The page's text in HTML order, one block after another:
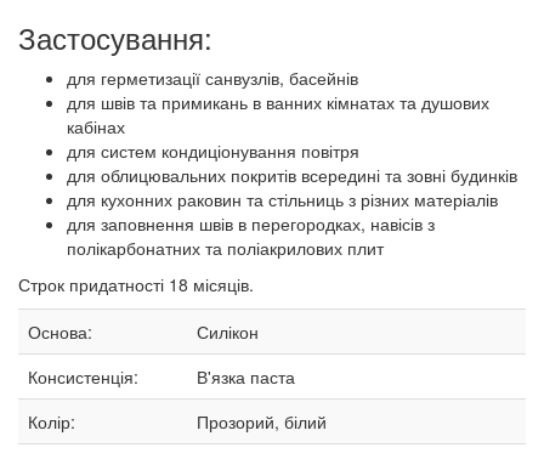
Застосування:
для герметизації санвузлів, басейнів
для швів та примикань в ванних кімнатах та душових
кабінах
для систем кондиціонування повітря
для облицювальних покритів всередині та зовні будинків
для кухонних раковин та стільниць з різних матеріалів
для заповнення швів в перегородках, навісів з
полікарбонатних та поліакрилових плит
Строк придатності 18 місяців.
Основа:
Силікон
Консистенція:
В'язка паста
Колір:
Прозорий, білий